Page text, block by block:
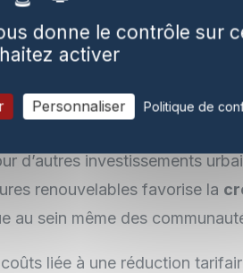
considérable. La diminution
d’autres investissements
renouvelables favorise la
au sein même des
liée à une réduction
donne le contrôle sur
activer
Personnaliser Politique de